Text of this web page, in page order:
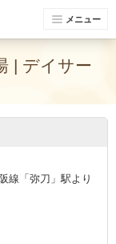
メニュー
| デイサー
線「弥刀」駅より